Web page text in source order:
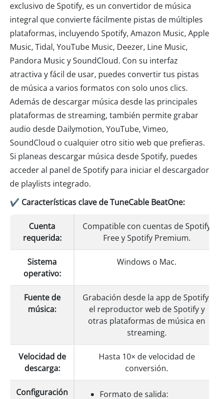
exclusivo de Spotify, es un convertidor de música
integral que convierte fácilmente pistas de múltiples
plataformas, incluyendo Spotify, Amazon Music, Apple
Music, Tidal, YouTube Music, Deezer, Line Music,
Pandora Music y SoundCloud. Con su interfaz
atractiva y fácil de usar, puedes convertir tus pistas
de música a varios formatos con solo unos clics.
Además de descargar música desde las principales
plataformas de streaming, también permite grabar
audio desde Dailymotion, YouTube, Vimeo,
SoundCloud o cualquier otro sitio web que prefieras.
Si planeas descargar música desde Spotify, puedes
acceder al panel de Spotify para iniciar el descargador
de playlists integrado.
✔ Características clave de TuneCable BeatOne:
Cuenta
requerida:
Compatible con cuentas de Spotify
Free y Spotify Premium.
Sistema
operativo:
Windows o Mac.
Fuente de
música:
Grabación desde la app de Spotify,
el reproductor web de Spotify y
otras plataformas de música en
streaming.
Velocidad de
descarga:
Hasta 10× de velocidad de
conversión.
Configuración
Formato de salida: